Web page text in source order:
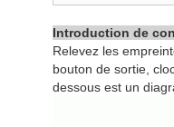
Introduction de
Relevez les
bouton de sortie,
dessous est un